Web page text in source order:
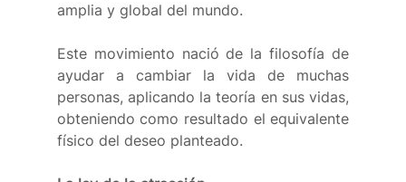
amplia y global del mundo.
Este movimiento nació de la filosofía de
ayudar a cambiar la vida de muchas
personas, aplicando la teoría en sus vidas,
obteniendo como resultado el equivalente
físico del deseo planteado.